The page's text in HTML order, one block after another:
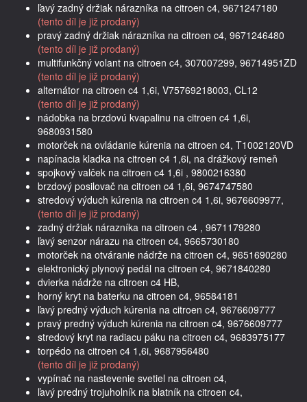
ľavý zadný držiak nárazníka na citroen c4, 9671247180
(tento díl je již prodaný)
pravý zadný držiak nárazníka na citroen c4, 9671246480
(tento díl je již prodaný)
multifunkčný volant na citroen c4, 307007299, 96714951ZD
(tento díl je již prodaný)
alternátor na citroen c4 1,6i, V75769218003, CL12
(tento díl je již prodaný)
nádobka na brzdovú kvapalinu na citroen c4 1,6i,
9680931580
motorček na ovládanie kúrenia na citroen c4, T1002120VD
napínacia kladka na citroen c4 1,6i, na drážkový remeň
spojkový valček na citroen c4 1,6i , 9800216380
brzdový posilovač na citroen c4 1,6i, 9674747580
stredový výduch kúrenia na citroen c4 1,6i, 9676609977,
(tento díl je již prodaný)
zadný držiak nárazníka na citroen c4 , 9671179280
ľavý senzor nárazu na citroen c4, 9665730180
motorček na otváranie nádrže na citroen c4, 9651690280
elektronický plynový pedál na citroen c4, 9671840280
dvierka nádrže na citroen c4 HB,
horný kryt na baterku na citroen c4, 96584181
ľavý predný výduch kúrenia na citroen c4, 9676609777
pravý predný výduch kúrenia na citroen c4, 9676609777
stredový kryt na radiacu páku na citroen c4, 9683975177
torpédo na citroen c4 1,6i, 9687956480
(tento díl je již prodaný)
vypínač na nastevenie svetiel na citroen c4,
ľavý predný trojuholník na blatník na citroen c4,